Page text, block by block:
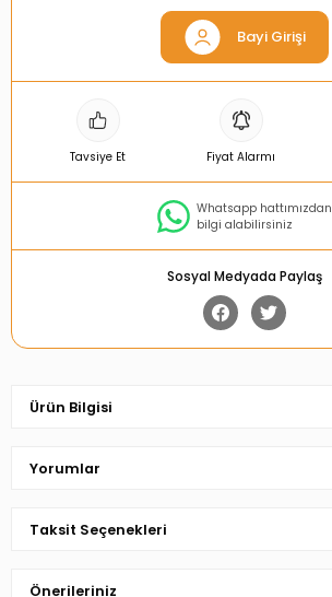
Bayi Girişi
Tavsiye Et Fiyat Alarmı
Whatsapp hattımızdan
bilgi alabilirsiniz
Sosyal Medyada Paylaş
Ürün Bilgisi
Yorumlar
Taksit Seçenekleri
Önerileriniz